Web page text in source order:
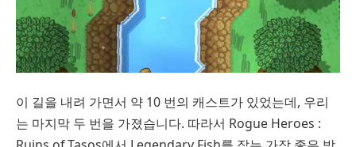
이 길을 내려 가면서 약 10 번의 캐스트가 있었는데, 우리
는 마지막 두 번을 가졌습니다. 따라서 Rogue Heroes :